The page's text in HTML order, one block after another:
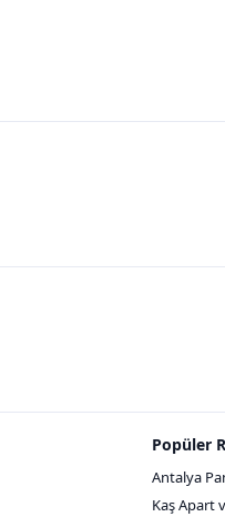
Popüler
Antalya
Kaş Apart